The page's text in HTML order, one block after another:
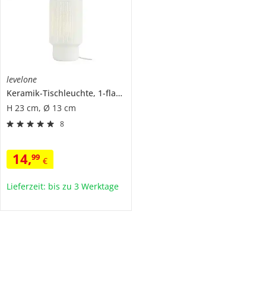
levelone
Keramik-Tischleuchte, 1-flammig, weiß `Streifen´
H 23 cm, Ø 13 cm
8
14,99 €
Lieferzeit: bis zu 3 Werktage